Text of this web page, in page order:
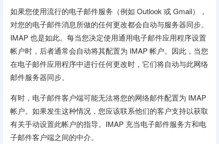
如果您使用流行的电子邮件服务（例如 Outlook 或 Gmail），
对您的电子邮件消息所做的任何更改都会自动与服务器同步。
IMAP 也是如此。每当您决定使用通用电子邮件应用程序设置
帐户时，后者通常会自动将其配置为 IMAP 帐户。因此，当您
在电子邮件应用程序中进行任何更改时，它们将自动与此网络
邮件服务器同步。
有时，电子邮件客户端可能无法将您的网络邮件配置为 IMAP
帐户。如果发生这种情况，您应该联系他们的客户支持以获取
有关手动设置此帐户的指导。IMAP 充当电子邮件服务方和电
子邮件客户端之间的中介。